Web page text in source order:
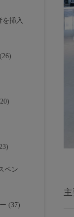
を挿入
(26)
ペン
(37)